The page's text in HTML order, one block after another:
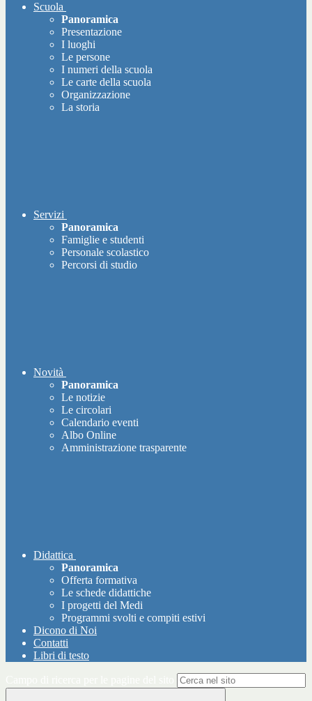
Scuola
Panoramica
Presentazione
I luoghi
Le persone
I numeri della scuola
Le carte della scuola
Organizzazione
La storia
Servizi
Panoramica
Famiglie e studenti
Personale scolastico
Percorsi di studio
Novità
Panoramica
Le notizie
Le circolari
Calendario eventi
Albo Online
Amministrazione trasparente
Didattica
Panoramica
Offerta formativa
Le schede didattiche
I progetti del Medi
Programmi svolti e compiti estivi
Dicono di Noi
Contatti
Libri di testo